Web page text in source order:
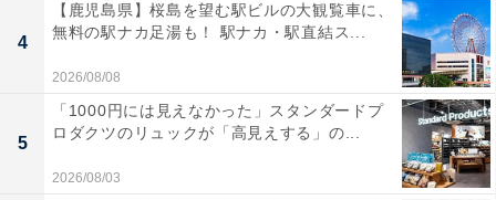
丸ノ内線乗り場が近いので1番左に表示される
4
【鹿児島県】桜島を望む駅ビルの大観覧車に、
無料の駅ナカ足湯も！ 駅ナカ・駅直結ス...
2026/08/08
5
「1000円には見えなかった」スタンダードプ
ロダクツのリュックが「高見えする」の...
2026/08/03